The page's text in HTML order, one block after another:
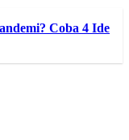
Coba 4 Ide